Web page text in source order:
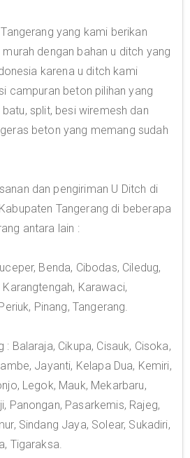
yang kami berikan
dengan bahan u ditch yang
karena u ditch kami
campuran beton pilihan yang
split, besi wiremesh dan
beton yang memang sudah
dan pengiriman U Ditch di
Tangerang di beberapa
antara lain :
Benda, Cibodas, Ciledug,
Karawaci,
Pinang, Tangerang.
: Balaraja, Cikupa, Cisauk, Cisoka,
Jayanti, Kelapa Dua, Kemiri,
Legok, Mauk, Mekarbaru,
Panongan, Pasarkemis, Rajeg,
Sindang Jaya, Solear, Sukadiri,
Tigaraksa.